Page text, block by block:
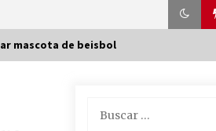
granizo y
mascota de beisbol